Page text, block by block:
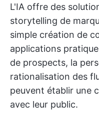
L'IA offre des
storytelling de
simple création de
applications
de prospects, la
rationalisation des
peuvent établir une
avec leur public.